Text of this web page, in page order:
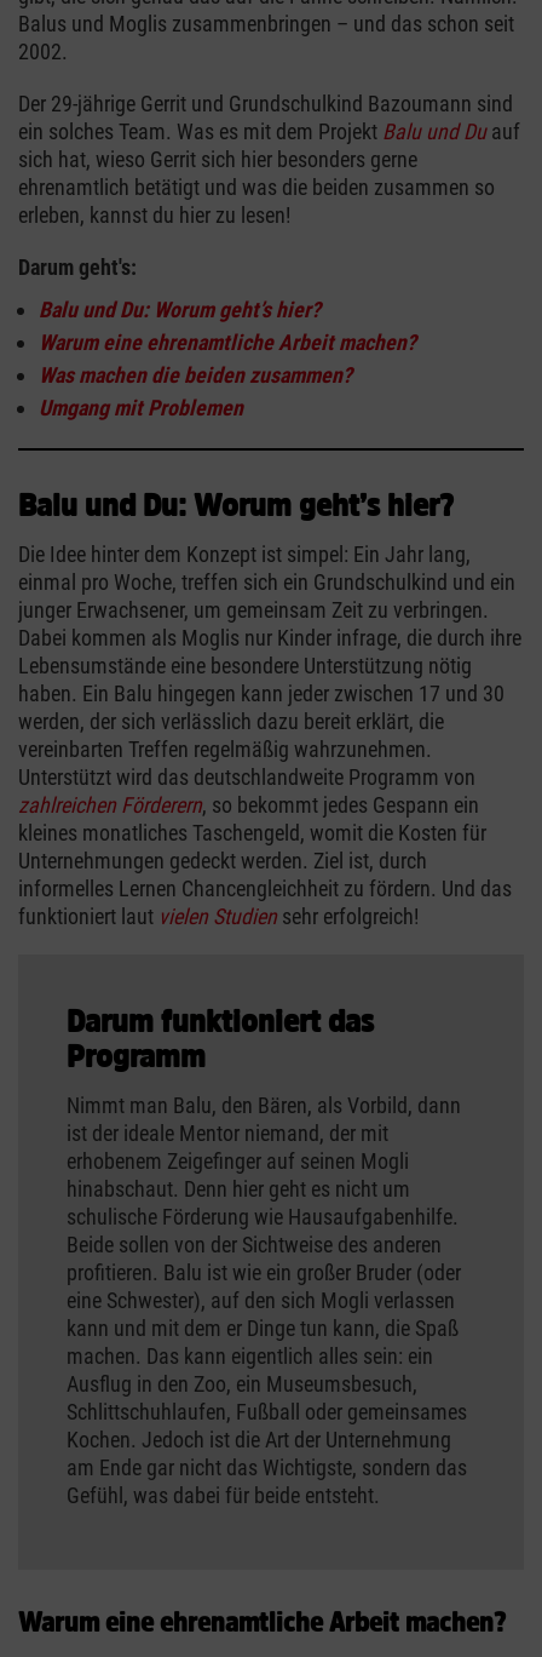
Balus und Moglis zusammenbringen – und das schon seit
2002.
Der 29-jährige Gerrit und Grundschulkind Bazoumann sind
ein solches Team. Was es mit dem Projekt Balu und Duauf
sich hat, wieso Gerrit sich hier besonders gerne
ehrenamtlich betätigt und was die beiden zusammen so
erleben, kannst du hier zu lesen!
Darum geht's:
Balu und Du: Worum geht’s hier?
Warum eine ehrenamtliche Arbeit machen?
Was machen die beiden zusammen?
Umgang mit Problemen
Balu und Du: Worum geht’s hier?
Die Idee hinter dem Konzept ist simpel: Ein Jahr lang,
einmal pro Woche, treffen sich ein Grundschulkind und ein
junger Erwachsener, um gemeinsam Zeit zu verbringen.
Dabei kommen als Moglis nur Kinder infrage, die durch ihre
Lebensumstände eine besondere Unterstützung nötig
haben. Ein Balu hingegen kann jeder zwischen 17 und 30
werden, der sich verlässlich dazu bereit erklärt, die
vereinbarten Treffen regelmäßig wahrzunehmen.
Unterstützt wird das deutschlandweite Programm von
zahlreichen Förderern, so bekommt jedes Gespann ein
kleines monatliches Taschengeld, womit die Kosten für
Unternehmungen gedeckt werden. Ziel ist, durch
informelles Lernen Chancengleichheit zu fördern. Und das
funktioniert laut vielen Studien sehr erfolgreich!
Darum funktioniert das
Programm
Nimmt man Balu, den Bären, als Vorbild, dann
ist der ideale Mentor niemand, der mit
erhobenem Zeigefinger auf seinen Mogli
hinabschaut. Denn hier geht es nicht um
schulische Förderung wie Hausaufgabenhilfe.
Beide sollen von der Sichtweise des anderen
profitieren. Balu ist wie ein großer Bruder (oder
eine Schwester), auf den sich Mogli verlassen
kann und mit dem er Dinge tun kann, die Spaß
machen. Das kann eigentlich alles sein: ein
Ausflug in den Zoo, ein Museumsbesuch,
Schlittschuhlaufen, Fußball oder gemeinsames
Kochen. Jedoch ist die Art der Unternehmung
am Ende gar nicht das Wichtigste, sondern das
Gefühl, was dabei für beide entsteht.
Warum eine ehrenamtliche Arbeit machen?